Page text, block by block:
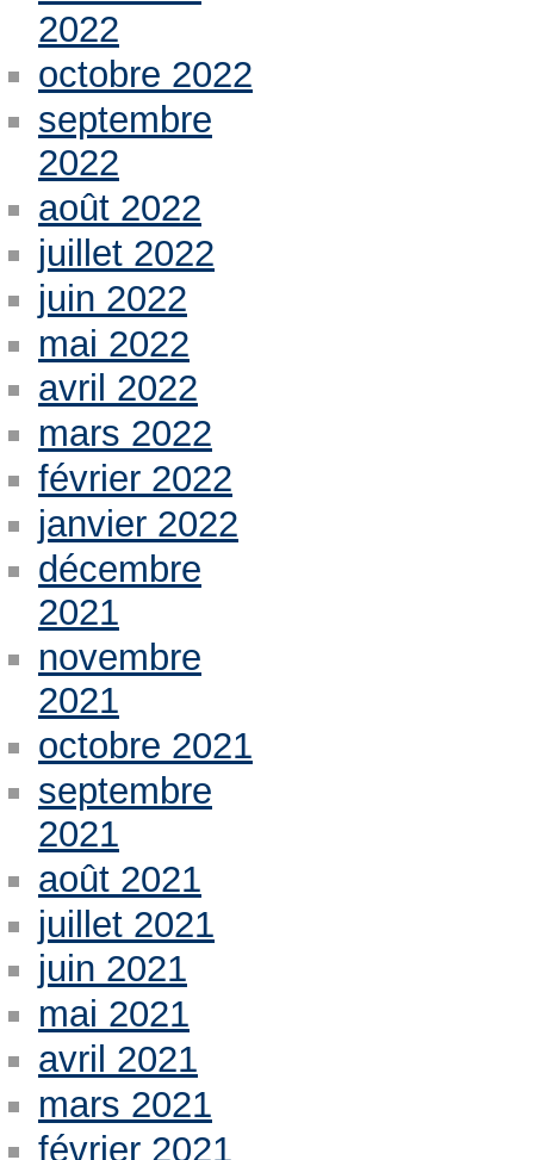
2022
octobre 2022
septembre
2022
août 2022
juillet 2022
juin 2022
mai 2022
avril 2022
mars 2022
février 2022
janvier 2022
décembre
2021
novembre
2021
octobre 2021
septembre
2021
août 2021
juillet 2021
juin 2021
mai 2021
avril 2021
mars 2021
février 2021